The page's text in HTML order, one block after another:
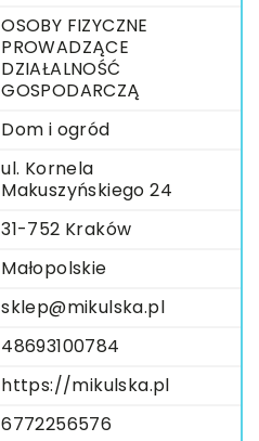
OSOBY FIZYCZNE
PROWADZĄCE
DZIAŁALNOŚĆ
GOSPODARCZĄ
Dom i ogród
ul. Kornela
Makuszyńskiego 24
31-752 Kraków
Małopolskie
sklep@mikulska.pl
48693100784
https://mikulska.pl
6772256576